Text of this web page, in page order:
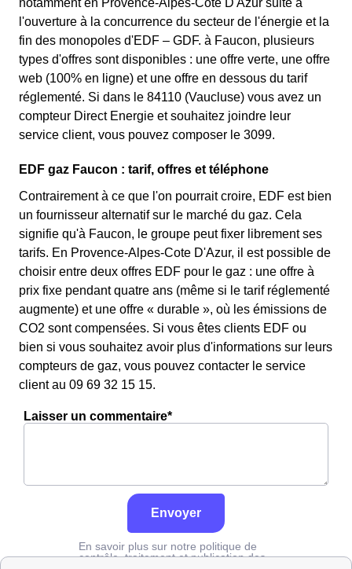
notamment en Provence-Alpes-Cote D'Azur suite à
l'ouverture à la concurrence du secteur de l'énergie et la
fin des monopoles d'EDF – GDF. à Faucon, plusieurs
types d'offres sont disponibles : une offre verte, une offre
web (100% en ligne) et une offre en dessous du tarif
réglementé. Si dans le 84110 (Vaucluse) vous avez un
compteur Direct Energie et souhaitez joindre leur
service client, vous pouvez composer le 3099.
EDF gaz Faucon : tarif, offres et téléphone
Contrairement à ce que l'on pourrait croire, EDF est bien
un fournisseur alternatif sur le marché du gaz. Cela
signifie qu'à Faucon, le groupe peut fixer librement ses
tarifs. En Provence-Alpes-Cote D'Azur, il est possible de
choisir entre deux offres EDF pour le gaz : une offre à
prix fixe pendant quatre ans (même si le tarif réglementé
augmente) et une offre « durable », où les émissions de
CO2 sont compensées. Si vous êtes clients EDF ou
bien si vous souhaitez avoir plus d'informations sur leurs
compteurs de gaz, vous pouvez contacter le service
client au 09 69 32 15 15.
Laisser un commentaire*
Envoyer
En savoir plus sur notre politique de
contrôle, traitement et publication des